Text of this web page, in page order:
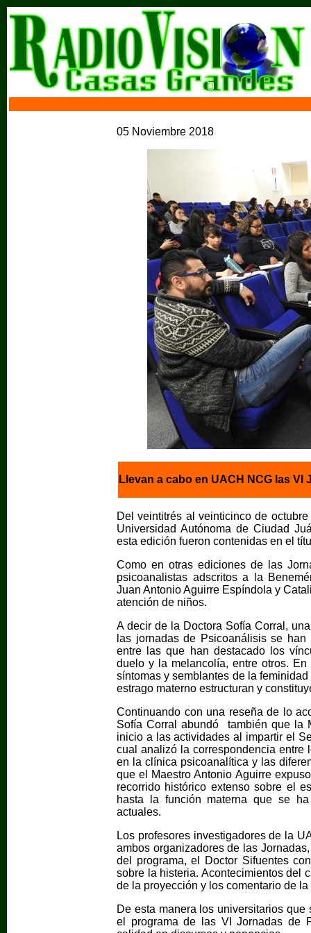
05 Noviembre 2018
Llevan a cabo en UACH NCG las
Del veintitrés al veinticinco de
Universidad Autónoma de Ciudad
esta edición fueron contenidas en el
Como en otras ediciones de las
psicoanalistas adscritos a la
Juan Antonio Aguirre Espíndola y
atención de niños.
A decir de la Doctora Sofía Corral,
las jornadas de Psicoanálisis se
entre las que han destacado los
duelo y la melancolía, entre otros.
síntomas y semblantes de la
estrago materno estructuran y
Continuando con una reseña de lo
Sofía Corral abundó también que la
inicio a las actividades al impartir el
cual analizó la correspondencia entre
en la clínica psicoanalítica y las
que el Maestro Antonio Aguirre
recorrido histórico extenso sobre el
hasta la función materna que se
actuales.
Los profesores investigadores de la
ambos organizadores de las
del programa, el Doctor Sifuentes
sobre la histeria. Acontecimientos del
de la proyección y los comentario de
De esta manera los universitarios
el programa de las VI Jornadas de